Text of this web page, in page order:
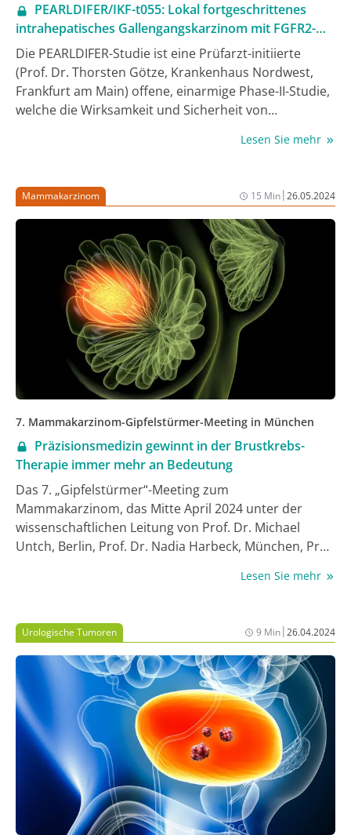
PEARLDIFER/IKF-t055: Lokal fortgeschrittenes
intrahepatisches Gallengangskarzinom mit FGFR2-
Fusionen/Rearrangements
Die PEARLDIFER-Studie ist eine Prüfarzt-initiierte
(Prof. Dr. Thorsten Götze, Krankenhaus Nordwest,
Frankfurt am Main) offene, einarmige Phase-II-Studie,
welche die Wirksamkeit und Sicherheit von
fortgeschrittenem Gallengangskarzinom mit FGFR2-­
Lesen Sie mehr
Mammakarzinom 15 Min|26.05.2024
7. Mammakarzinom-Gipfelstürmer-Meeting in München
Präzisionsmedizin gewinnt in der Brustkrebs-
Therapie immer mehr an Bedeutung
Das 7. „Gipfelstürmer“-Meeting zum
Mammakarzinom, das Mitte April 2024 unter der
wissenschaftlichen Leitung von Prof. Dr. Michael
Untch, Berlin, Prof. Dr. Nadia Harbeck, München, Prof.
Wöckel, Würzburg, erstmals seit der Corona-
wurde, bot ein breitgefächertes Programm zu
malignen Brusttumoren in frühen und
fortgeschrittenen Stadien. Neben den wichtigsten
Empfehlungen aktueller Konsensuskonferenzen, den
Highlights vom San Antonio Breast Cancer
Symposium (SABCS) 2023 und anderen wichtigen
internationalen Kongressen ging es um innovative
Therapieoptionen, die die Präzisionsmedizin
zunehmend in den Fokus rücken – parallel mit der
Forderung nach mehr molekularen Testungen. Aus
diesem Grund wurde beim Meeting auch intensiv
diskutiert, welche Biomarker Kliniker:innen heute für
Lesen Sie mehr
Urologische Tumoren 9 Min|26.04.2024